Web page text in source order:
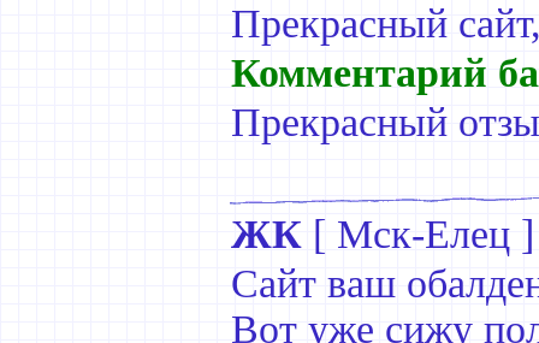
Прекрасный
Комментарий
Прекрасный
ЖК [ Мск-Елец ]
Сайт ваш
Вот уже сижу